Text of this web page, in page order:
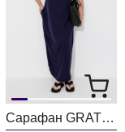
Сарафан GRATTO 8224 темно-синий